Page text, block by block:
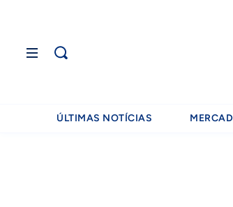
ÚLTIMAS NOTÍCIAS